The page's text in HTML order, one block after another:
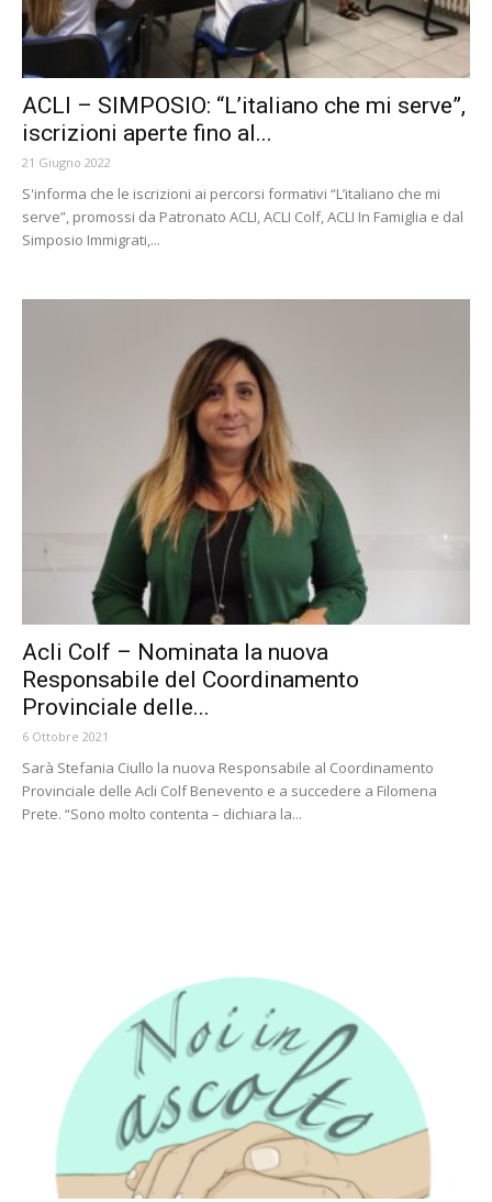
ACLI – SIMPOSIO: “L’italiano che mi serve”,
iscrizioni aperte fino al...
21 Giugno 2022
S'informa che le iscrizioni ai percorsi formativi “L’italiano che mi
serve”, promossi da Patronato ACLI, ACLI Colf, ACLI In Famiglia e dal
Simposio Immigrati,...
Acli Colf – Nominata la nuova
Responsabile del Coordinamento
Provinciale delle...
6 Ottobre 2021
Sarà Stefania Ciullo la nuova Responsabile al Coordinamento
Provinciale delle Acli Colf Benevento e a succedere a Filomena
Prete. “Sono molto contenta – dichiara la...